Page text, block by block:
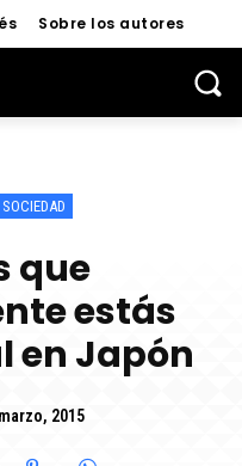
Sobre los autores
SOCIEDAD
que
estás
en Japón
2015